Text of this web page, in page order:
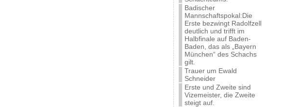
Badischer
Mannschaftspokal:Die
Erste bezwingt Radolfzell
deutlich und trifft im
Halbfinale auf Baden-
Baden, das als „Bayern
München“ des Schachs
gilt.
Trauer um Ewald
Schneider
Erste und Zweite sind
Vizemeister, die Zweite
steigt auf.